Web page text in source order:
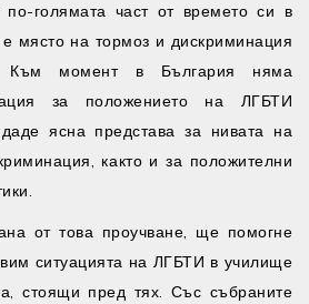
по-голямата част от времето си в
място на тормоз и дискриминация
Към момент в България няма
за положението на ЛГБТИ
ясна представа за нивата на
както и за положителни
от това проучване, ще помогне
ситуацията на ЛГБТИ в училище
стоящи пред тях. Със събраните